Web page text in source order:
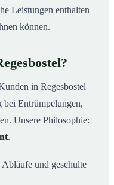
Leistungen enthalten
können.
in Regesbostel
bei Entrümpelungen,
Unsere Philosophie:
.
Abläufe und geschulte